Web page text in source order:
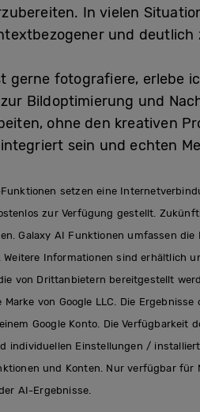
In vielen
und
gerne fotografiere, erlebe
Bildoptimierung und
ohne den kreativen
sein und echten
setzen eine
zur Verfügung gestellt.
Galaxy AI Funktionen umfassen
Informationen sind erhältlich
von Drittanbietern bereitgestellt
Marke von Google LLC. Die
Google Konto. Die Verfügbarkeit
individuellen Einstellungen /
und Konten. Nur verfügbar für
AI-Ergebnisse.